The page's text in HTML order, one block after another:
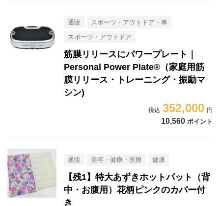
通販
スポーツ・アウトドア・車
スポーツ・アウトドア
筋膜リリースにパワープレート｜
Personal Power Plate®（家庭用筋
膜リリース・トレーニング・振動マ
シン)
352,000
10,560 ポイント
通販 美容・健康・医療 健康
【残1】特大あずきホットパット（背
中・お腹用）花柄ピンクのカバー付
き